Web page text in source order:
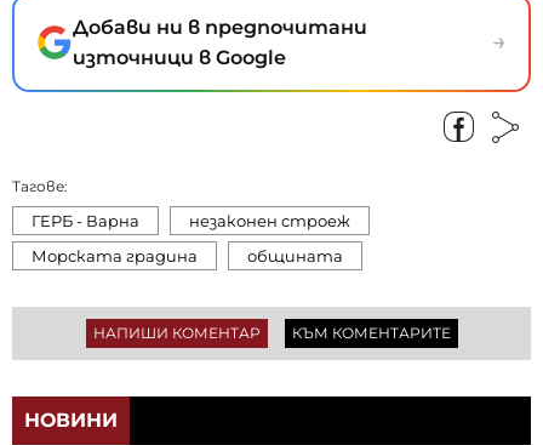
Добави ни в предпочитани
източници в Google
→
Тагове:
ГЕРБ - Варна
незаконен строеж
Морската градина
общината
НАПИШИ КОМЕНТАР КЪМ КОМЕНТАРИТЕ
НОВИНИ